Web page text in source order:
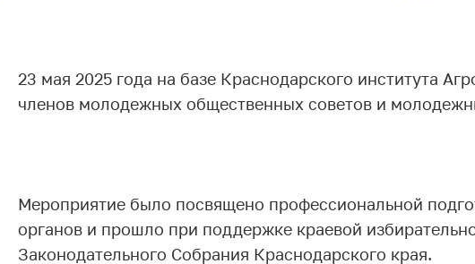
23 мая 2025 года на базе Краснодарского института
членов молодежных общественных советов и
Мероприятие было посвящено профессиональной
органов и прошло при поддержке краевой
Законодательного Собрания Краснодарского края.